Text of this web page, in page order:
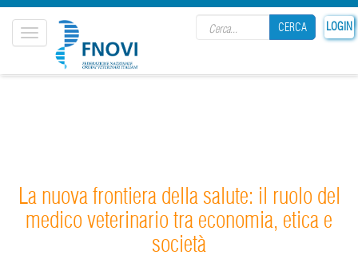
LOGIN
CERCA
Toggle
navigation
La nuova frontiera della salute: il ruolo del
medico veterinario tra economia, etica e
società